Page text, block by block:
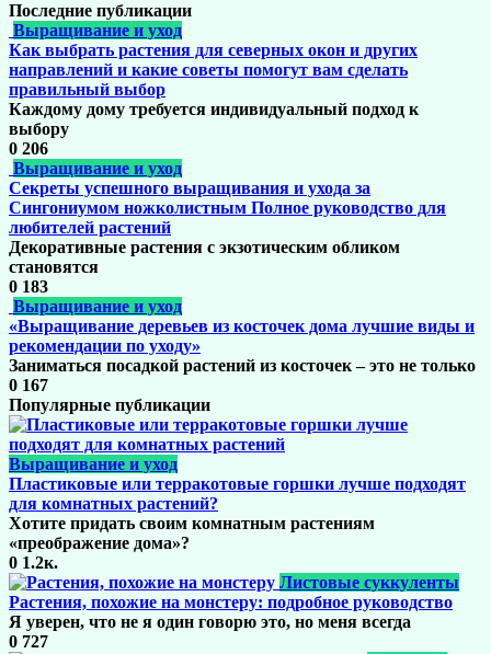
Последние публикации
Выращивание и уход
Как выбрать растения для северных окон и других
направлений и какие советы помогут вам сделать
правильный выбор
Каждому дому требуется индивидуальный подход к
выбору
0 206
Выращивание и уход
Секреты успешного выращивания и ухода за
Сингониумом ножколистным Полное руководство для
любителей растений
Декоративные растения с экзотическим обликом
становятся
0 183
Выращивание и уход
«Выращивание деревьев из косточек дома лучшие виды и
рекомендации по уходу»
Заниматься посадкой растений из косточек – это не только
0 167
Популярные публикации
Выращивание и уход
Пластиковые или терракотовые горшки лучше подходят
для комнатных растений?
Хотите придать своим комнатным растениям
«преображение дома»?
0 1.2к.
Листовые суккуленты
Растения, похожие на монстеру: подробное руководство
Я уверен, что не я один говорю это, но меня всегда
0 727